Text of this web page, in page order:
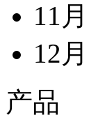
11月
12月
产品